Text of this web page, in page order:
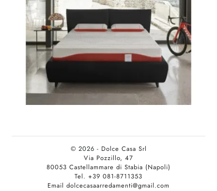
© 2026 - Dolce Casa Srl
Via Pozzillo, 47
80053 Castellammare di Stabia (Napoli)
Tel. +39 081-8711353
Email dolcecasaarredamenti@gmail.com